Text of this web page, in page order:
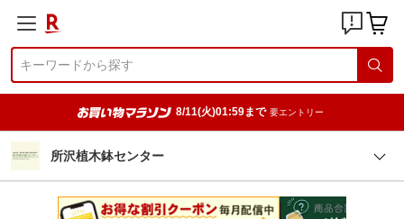
8/11(火)01:59まで 要エントリー
所沢植木鉢センター